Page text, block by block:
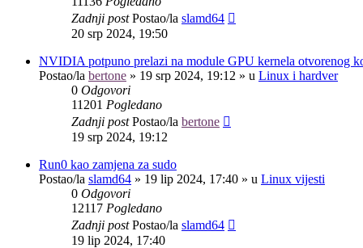
Zadnji postPostao/la slamd64
20 srp 2024, 19:50
NVIDIA potpuno prelazi na module GPU kernela otvorenog
Postao/la bertone » 19 srp 2024, 19:12 » u Linux i hardver
0 Odgovori
11201 Pogledano
Zadnji postPostao/la bertone
19 srp 2024, 19:12
Run0 kao zamjena za sudo
Postao/la slamd64 » 19 lip 2024, 17:40 » u Linux vijesti
0 Odgovori
12117 Pogledano
Zadnji postPostao/la slamd64
19 lip 2024, 17:40